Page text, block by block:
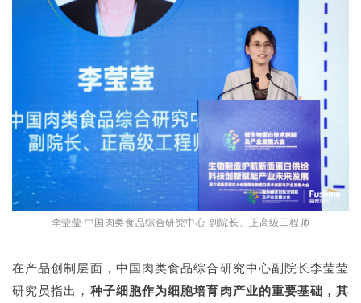
李莹莹 中国肉类食品综合研究中心 副院长、正高级工程师
在产品创制层面，中国肉类食品综合研究中心副院长李莹莹
研究员指出， 种子细胞作为细胞培育肉产业的重要基础，其